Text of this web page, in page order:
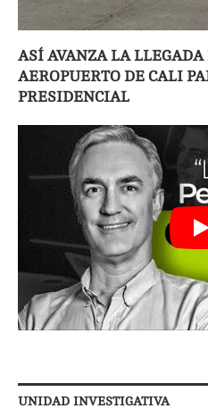
ASÍ AVANZA LA LLEGADA
AEROPUERTO DE CALI
PRESIDENCIAL
UNIDAD INVESTIGATIVA